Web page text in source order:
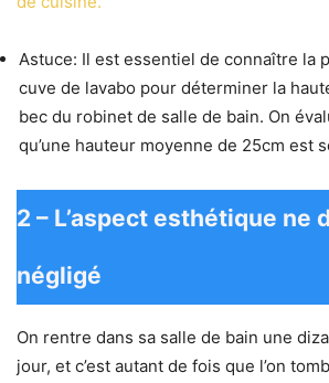
Astuce: Il est essentiel de connaître la
cuve de lavabo pour déterminer la
bec du robinet de salle de bain. On
qu’une hauteur moyenne de 25cm est
​2 – L’aspect esthétique ne
négligé
On rentre dans sa salle de bain une
jour, et c’est autant de fois que l’on